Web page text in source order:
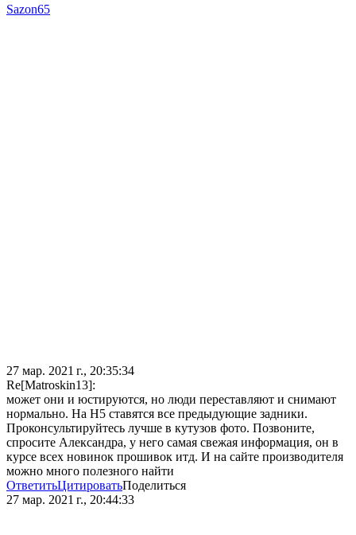
Sazon65
27 мар. 2021 г., 20:35:34
Re[Matroskin13]:
может они и юстируются, но люди переставляют и снимают
нормально. На Н5 ставятся все предыдующие задники.
Проконсультируйтесь лучше в кутузов фото. Позвоните,
спросите Александра, у него самая свежая информация, он в
курсе всех новинок прошивок итд. И на сайте производителя
можно много полезного найти
ОтветитьЦитироватьПоделиться
27 мар. 2021 г., 20:44:33